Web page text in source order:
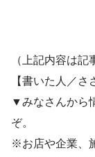
（上記内容は記
【書いた人／さ
▼みなさんから
ぞ。
※お店や企業、